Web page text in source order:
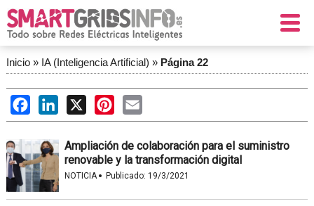
Inicio» IA (Inteligencia Artificial) » Página 22
FacebookLinkedIn
X PinterestEmail
Ampliación de colaboración para el suministro
renovable y la transformación digital
NOTICIA· Publicado: 19/3/2021